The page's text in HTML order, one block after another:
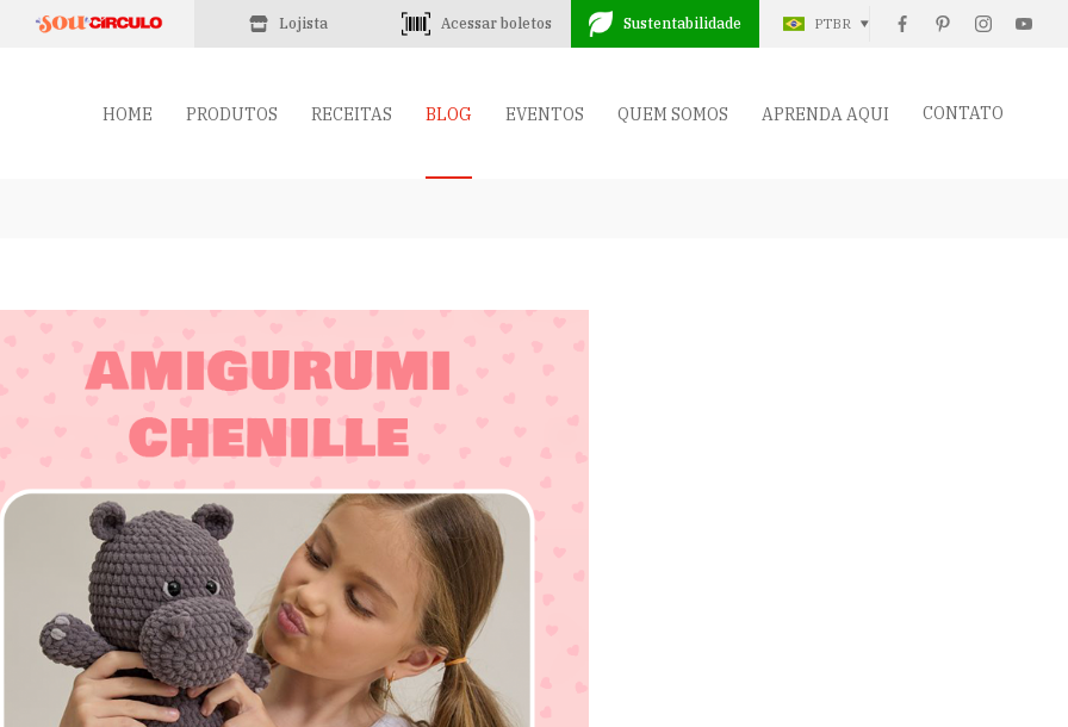
Lojista Acessar boletos Sustentabilidade PTBR
HOME PRODUTOS RECEITAS BLOG EVENTOS QUEM SOMOS APRENDA AQUI CONTATO